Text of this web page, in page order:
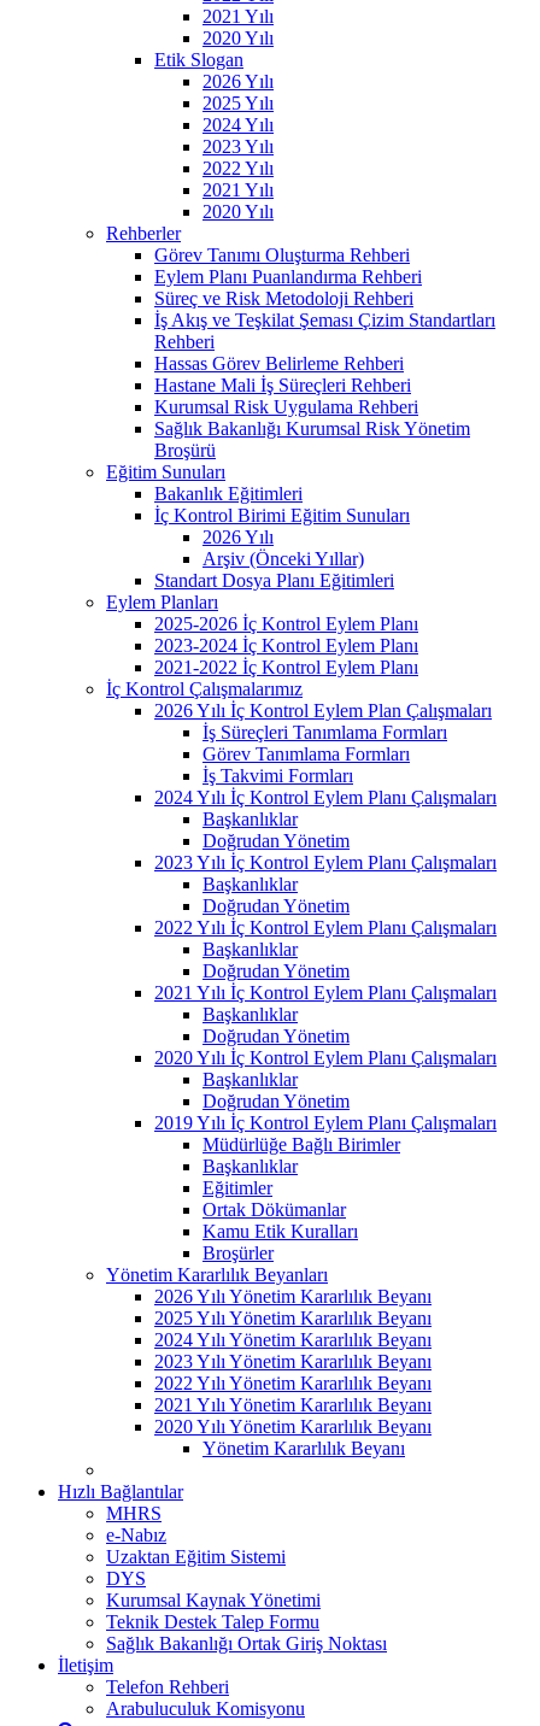
2021 Yılı
2020 Yılı
Etik Slogan
2026 Yılı
2025 Yılı
2024 Yılı
2023 Yılı
2022 Yılı
2021 Yılı
2020 Yılı
Rehberler
Görev Tanımı Oluşturma Rehberi
Eylem Planı Puanlandırma Rehberi
Süreç ve Risk Metodoloji Rehberi
İş Akış ve Teşkilat Şeması Çizim Standartları
Rehberi
Hassas Görev Belirleme Rehberi
Hastane Mali İş Süreçleri Rehberi
Kurumsal Risk Uygulama Rehberi
Sağlık Bakanlığı Kurumsal Risk Yönetim
Broşürü
Eğitim Sunuları
Bakanlık Eğitimleri
İç Kontrol Birimi Eğitim Sunuları
2026 Yılı
Arşiv (Önceki Yıllar)
Standart Dosya Planı Eğitimleri
Eylem Planları
2025-2026 İç Kontrol Eylem Planı
2023-2024 İç Kontrol Eylem Planı
2021-2022 İç Kontrol Eylem Planı
İç Kontrol Çalışmalarımız
2026 Yılı İç Kontrol Eylem Plan Çalışmaları
İş Süreçleri Tanımlama Formları
Görev Tanımlama Formları
İş Takvimi Formları
2024 Yılı İç Kontrol Eylem Planı Çalışmaları
Başkanlıklar
Doğrudan Yönetim
2023 Yılı İç Kontrol Eylem Planı Çalışmaları
Başkanlıklar
Doğrudan Yönetim
2022 Yılı İç Kontrol Eylem Planı Çalışmaları
Başkanlıklar
Doğrudan Yönetim
2021 Yılı İç Kontrol Eylem Planı Çalışmaları
Başkanlıklar
Doğrudan Yönetim
2020 Yılı İç Kontrol Eylem Planı Çalışmaları
Başkanlıklar
Doğrudan Yönetim
2019 Yılı İç Kontrol Eylem Planı Çalışmaları
Müdürlüğe Bağlı Birimler
Başkanlıklar
Eğitimler
Ortak Dökümanlar
Kamu Etik Kuralları
Broşürler
Yönetim Kararlılık Beyanları
2026 Yılı Yönetim Kararlılık Beyanı
2025 Yılı Yönetim Kararlılık Beyanı
2024 Yılı Yönetim Kararlılık Beyanı
2023 Yılı Yönetim Kararlılık Beyanı
2022 Yılı Yönetim Kararlılık Beyanı
2021 Yılı Yönetim Kararlılık Beyanı
2020 Yılı Yönetim Kararlılık Beyanı
Yönetim Kararlılık Beyanı
Hızlı Bağlantılar
MHRS
e-Nabız
Uzaktan Eğitim Sistemi
DYS
Kurumsal Kaynak Yönetimi
Teknik Destek Talep Formu
Sağlık Bakanlığı Ortak Giriş Noktası
İletişim
Telefon Rehberi
Arabuluculuk Komisyonu